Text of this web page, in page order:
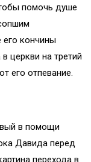
помочь душе
его кончины
церкви на третий
его отпевание.
в помощи
Давида перед
перехода в